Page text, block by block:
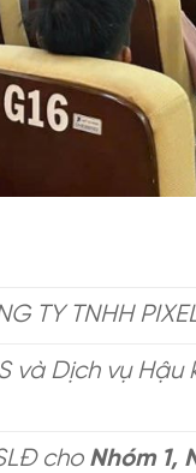
TY TNHH
và Dịch vụ
cho Nhóm 1,